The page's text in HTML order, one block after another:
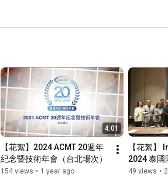
4:01
【花絮】2024 ACMT 20週年
紀念暨技術年會（台北場次）
154 views • 1 year ago
【花絮】
2024 泰國
49 views •